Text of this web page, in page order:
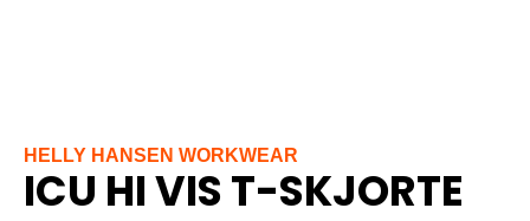
HELLY HANSEN WORKWEAR
ICU HI VIS T-SKJORTE